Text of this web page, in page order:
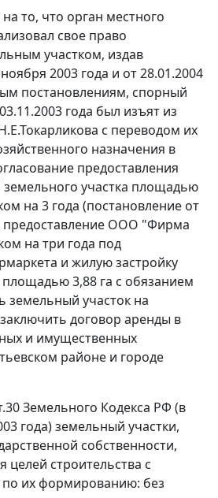
то, что орган местного
свое право
участком, издав
2003 года и от 28.01.2004
постановлениям, спорный
года был изъят из
с переводом их
назначения в
предоставления
участка площадью
на 3 года (постановление от
предоставление ООО "Фирма
на три года под
и жилую застройку
площадью 3,88 га с обязанием
земельный участок на
договор аренды в
и имущественных
районе и городе
Земельного Кодекса РФ (в
года) земельный участки,
собственности,
целей строительства с
их формированию: без